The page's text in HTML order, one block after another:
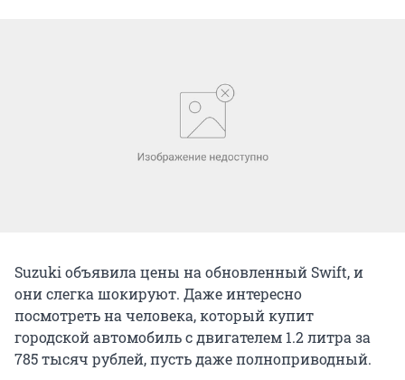
Suzuki объявила цены на обновленный Swift, и
они слегка шокируют. Даже интересно
посмотреть на человека, который купит
городской автомобиль с двигателем 1.2 литра за
785 тысяч рублей, пусть даже полноприводный.